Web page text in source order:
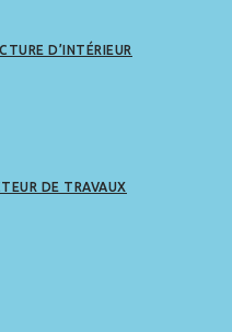
D’INTÉRIEUR
DE TRAVAUX